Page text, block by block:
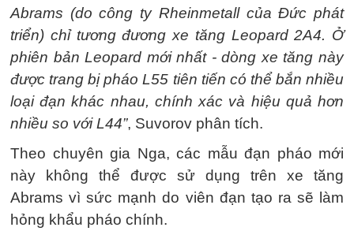
Abrams (do công ty Rheinmetall của Đức phát
triển) chỉ tương đương xe tăng Leopard 2A4. Ở
phiên bản Leopard mới nhất - dòng xe tăng này
được trang bị pháo L55 tiên tiến có thể bắn nhiều
loại đạn khác nhau, chính xác và hiệu quả hơn
nhiều so với L44”, Suvorov phân tích.
Theo chuyên gia Nga, các mẫu đạn pháo mới
này không thể được sử dụng trên xe tăng
Abrams vì sức mạnh do viên đạn tạo ra sẽ làm
hỏng khẩu pháo chính.